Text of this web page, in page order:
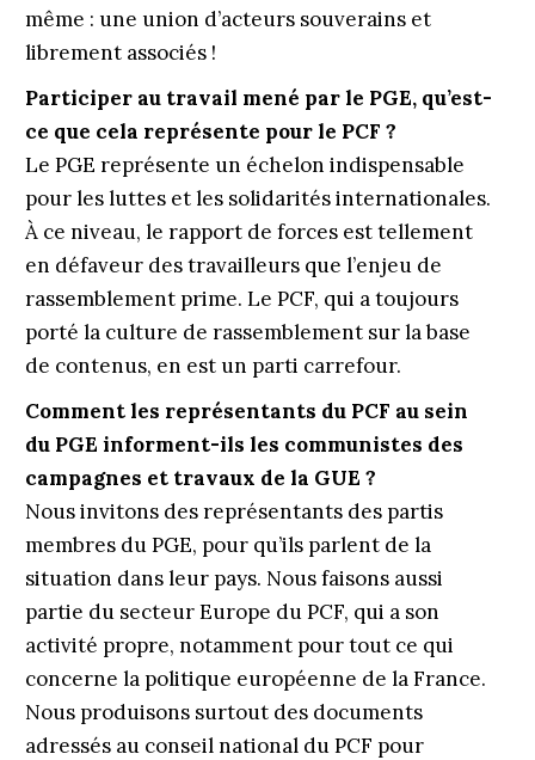
même : une union d’acteurs souverains et
librement associés !
Participer au travail mené par le PGE, qu’est-
ce que cela représente pour le PCF ?
Le PGE représente un échelon indispensable
pour les luttes et les solidarités internationales.
À ce niveau, le rapport de forces est tellement
en défaveur des travailleurs que l’enjeu de
rassemblement prime. Le PCF, qui a toujours
porté la culture de rassemblement sur la base
de contenus, en est un parti carrefour.
Comment les représentants du PCF au sein
du PGE informent-ils les communistes des
campagnes et travaux de la GUE ?
Nous invitons des représentants des partis
membres du PGE, pour qu’ils parlent de la
situation dans leur pays. Nous faisons aussi
partie du secteur Europe du PCF, qui a son
activité propre, notamment pour tout ce qui
concerne la politique européenne de la France.
Nous produisons surtout des documents
adressés au conseil national du PCF pour